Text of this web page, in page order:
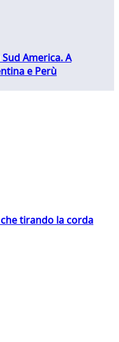
America. A
e Perù
tirando la corda